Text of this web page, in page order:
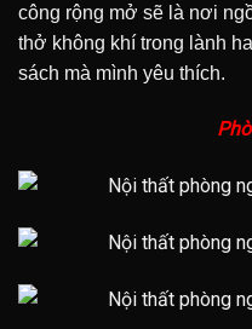
công rộng mở sẽ là nơi
thở không khí trong lành
sách mà mình yêu thích.